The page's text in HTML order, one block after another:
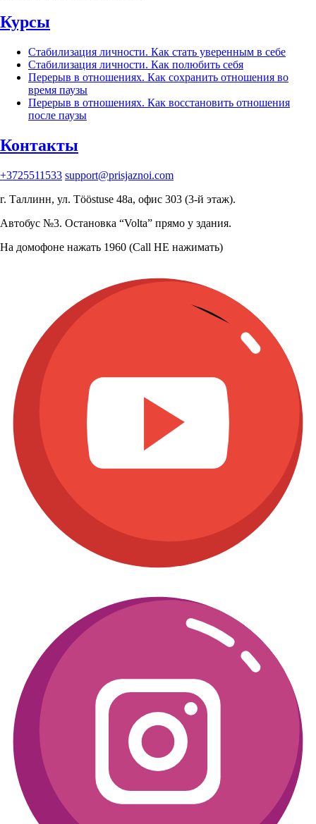
Курсы
Стабилизация личности. Как стать уверенным в себе
Стабилизация личности. Как полюбить себя
Перерыв в отношениях. Как сохранить отношения во
время паузы
Перерыв в отношениях. Как восстановить отношения
после паузы
Контакты
+3725511533 support@prisjaznoi.com
г. Таллинн, ул. Tööstuse 48a, офис 303 (3-й этаж).
Автобус №3. Остановка “Volta” прямо у здания.
На домофоне нажать 1960 (Call НЕ нажимать)